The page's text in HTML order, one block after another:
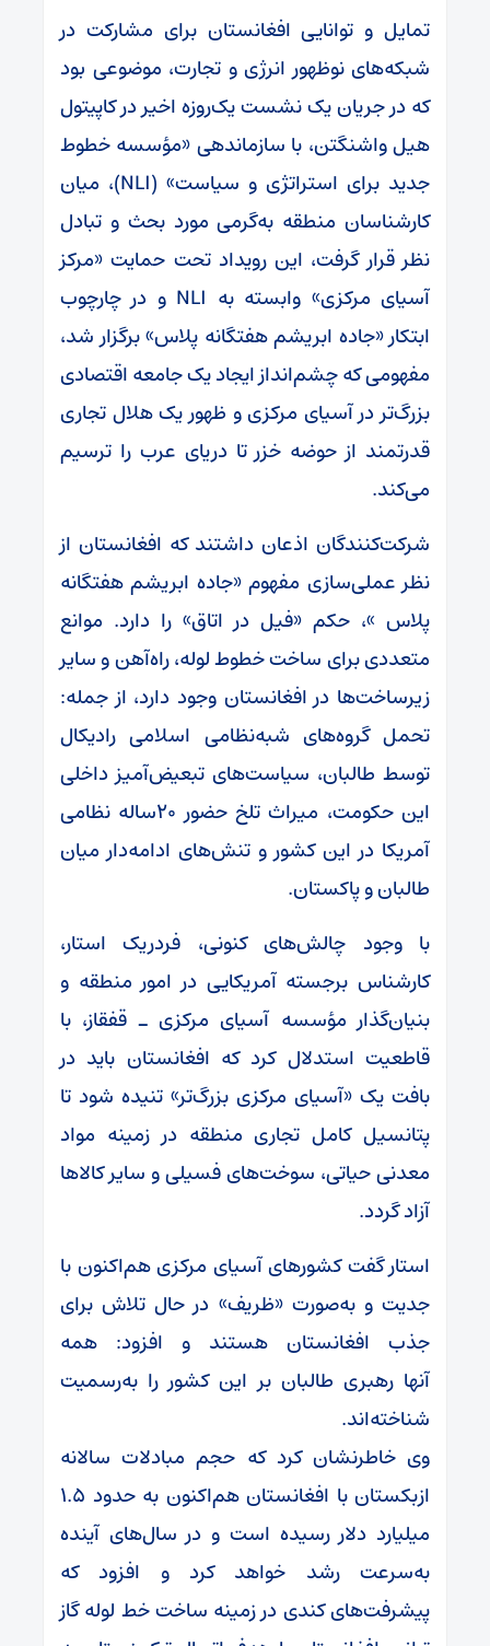
تمایل و توانایی افغانستان برای مشارکت در
شبکه‌های نوظهور انرژی و تجارت، موضوعی بود
که در جریان یک نشست یک‌روزه اخیر در کاپیتول
هیل واشنگتن، با سازماندهی «مؤسسه خطوط
جدید برای استراتژی و سیاست» (NLI)، میان
کارشناسان منطقه به‌گرمی مورد بحث و تبادل
نظر قرار گرفت، این رویداد تحت حمایت «مرکز
آسیای مرکزی» وابسته به NLI و در چارچوب
ابتکار «جاده ابریشم هفتگانه پلاس» برگزار شد،
مفهومی که چشم‌انداز ایجاد یک جامعه اقتصادی
بزرگ‌تر در آسیای مرکزی و ظهور یک هلال تجاری
قدرتمند از حوضه خزر تا دریای عرب را ترسیم
می‌کند.
شرکت‌کنندگان اذعان داشتند که افغانستان از
نظر عملی‌سازی مفهوم «جاده ابریشم هفتگانه
پلاس »، حکم «فیل در اتاق» را دارد. موانع
متعددی برای ساخت خطوط لوله، راه‌آهن و سایر
زیرساخت‌ها در افغانستان وجود دارد، از جمله:
تحمل گروه‌های شبه‌نظامی اسلامی رادیکال
توسط طالبان، سیاست‌های تبعیض‌آمیز داخلی
این حکومت، میراث تلخ حضور ۲۰ساله نظامی
آمریکا در این کشور و تنش‌های ادامه‌دار میان
طالبان و پاکستان.
با وجود چالش‌های کنونی، فردریک استار،
کارشناس برجسته آمریکایی در امور منطقه و
بنیان‌گذار مؤسسه آسیای مرکزی ـ قفقاز، با
قاطعیت استدلال کرد که افغانستان باید در
بافت یک «آسیای مرکزی بزرگ‌تر» تنیده شود تا
پتانسیل کامل تجاری منطقه در زمینه مواد
معدنی حیاتی، سوخت‌های فسیلی و سایر کالاها
آزاد گردد.
استار گفت کشورهای آسیای مرکزی هم‌اکنون با
جدیت و به‌صورت «ظریف» در حال تلاش برای
جذب افغانستان هستند و افزود: همه
آنها رهبری طالبان بر این کشور را به‌رسمیت
شناخته‌اند.
وی خاطرنشان کرد که حجم مبادلات سالانه
ازبکستان با افغانستان هم‌اکنون به حدود ۱.۵
میلیارد دلار رسیده است و در سال‌های آینده
به‌سرعت رشد خواهد کرد و افزود که
پیشرفت‌های کندی در زمینه ساخت خط لوله گاز